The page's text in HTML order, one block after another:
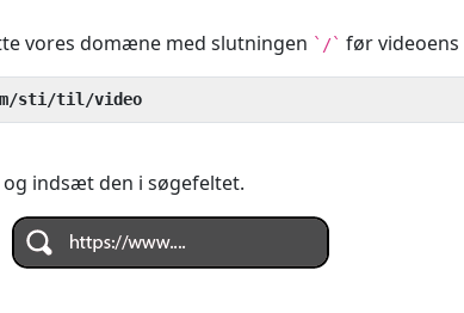
vores domæne med slutningen `/` før videoens
sti/til/video
og indsæt den i søgefeltet.